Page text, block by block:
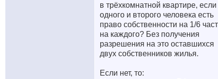
в трёхкомнатной квартире, если
одного и второго человека есть
право собственности на 1/6
на каждого? Без получения
разрешения на это оставшихся
двух собственников жилья.
Если нет, то: